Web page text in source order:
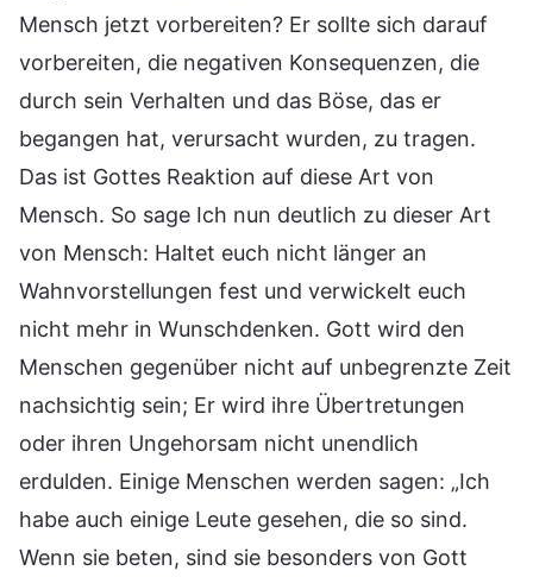
Mensch jetzt vorbereiten? Er sollte sich darauf
vorbereiten, die negativen Konsequenzen, die
durch sein Verhalten und das Böse, das er
begangen hat, verursacht wurden, zu tragen.
Das ist Gottes Reaktion auf diese Art von
Mensch. So sage Ich nun deutlich zu dieser Art
von Mensch: Haltet euch nicht länger an
Wahnvorstellungen fest und verwickelt euch
nicht mehr in Wunschdenken. Gott wird den
Menschen gegenüber nicht auf unbegrenzte Zeit
nachsichtig sein; Er wird ihre Übertretungen
oder ihren Ungehorsam nicht unendlich
erdulden. Einige Menschen werden sagen: „Ich
habe auch einige Leute gesehen, die so sind.
Wenn sie beten, sind sie besonders von Gott